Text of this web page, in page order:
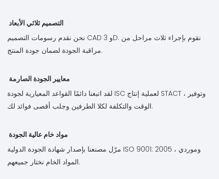
التصميم ثلاثي الأبعاد
نحن نقدم رسومات التصميم CAD و 3D. نقوم بإجراء ثلاث مراحل من
مراقبة الجودة لضمان جودة المنتج.
معايير الجودة الصارمة
لقد اتبعنا دائمًا القواعد المعيارية لجودة ISC لعملية إنتاج STACT ، وتوفير
الوقت والتكلفة لكلا الطرفين وجلب أقصى فوائد لك.
مواد خام عالية الجودة
مرّل مصنعنا بإصدار شهادة الجودة الدولية ISO 9001: 2005 ، وموردي
المواد الخام نختار جميعهم.